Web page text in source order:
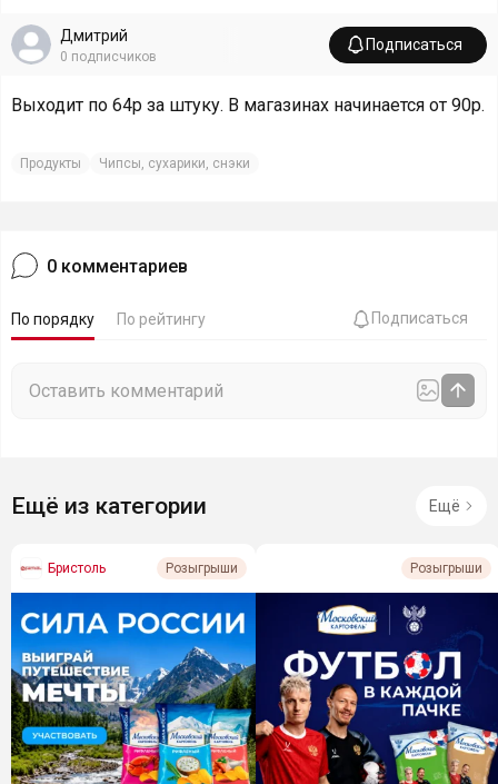
Дмитрий
0 подписчиков
Подписаться
Выходит по 64р за штуку. В магазинах начинается от 90р.
Продукты Чипсы, сухарики, снэки
0 комментариев
По порядку По рейтингу Подписаться
Ещё из категории Ещё
Бристоль Розыгрыши Розыгрыши